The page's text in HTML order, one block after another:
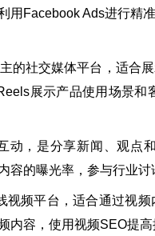
用Facebook Ads进行精
主的社交媒体平台，适合
展示产品使用场景
动，是分享新闻、观点
容的曝光率，参与行业
视频平台，适合通过视
内容，使用视频SEO提